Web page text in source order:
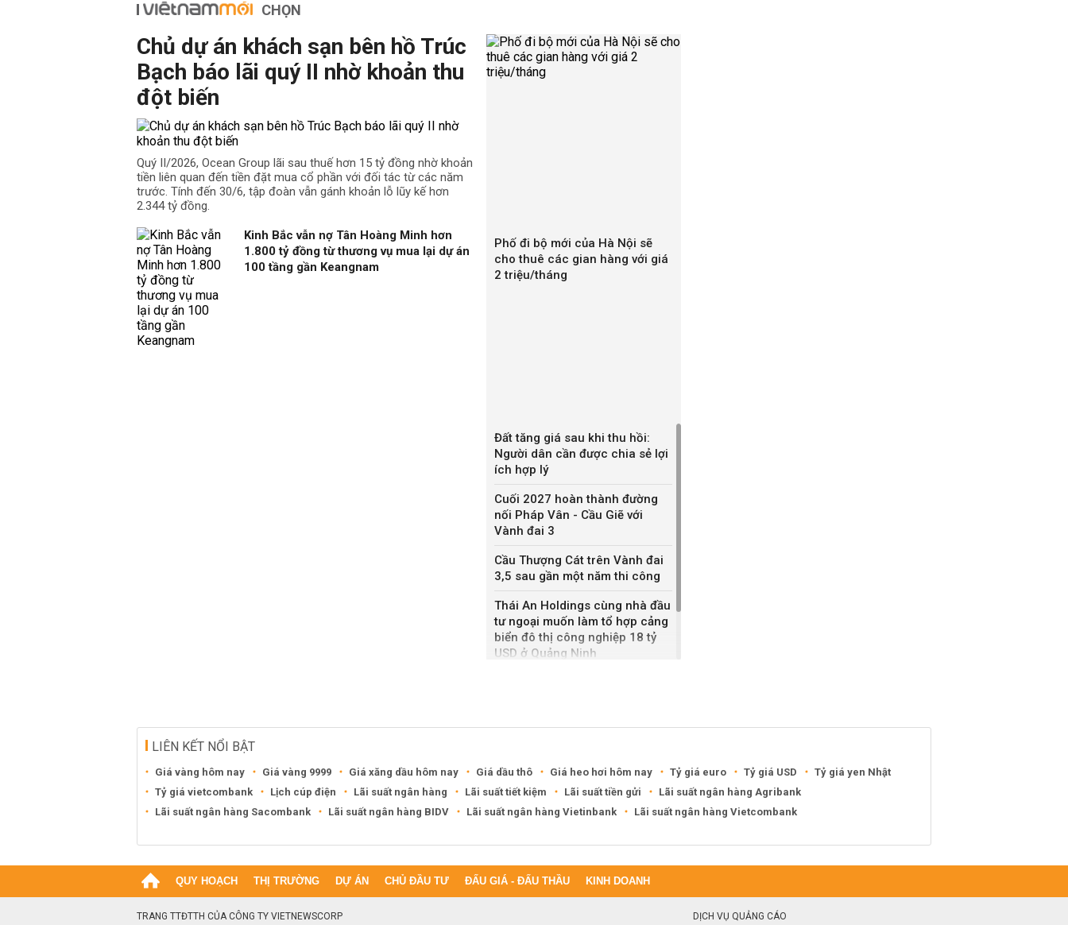
CHỌN
Chủ dự án khách sạn bên hồ Trúc
Bạch báo lãi quý II nhờ khoản thu
đột biến
Quý II/2026, Ocean Group lãi sau thuế hơn 15 tỷ đồng nhờ khoản
tiền liên quan đến tiền đặt mua cổ phần với đối tác từ các năm
trước. Tính đến 30/6, tập đoàn vẫn gánh khoản lỗ lũy kế hơn
2.344 tỷ đồng.
Kinh Bắc vẫn nợ Tân Hoàng Minh hơn
1.800 tỷ đồng từ thương vụ mua lại dự án
100 tầng gần Keangnam
Phố đi bộ mới của Hà Nội sẽ
cho thuê các gian hàng với giá
2 triệu/tháng
Đất tăng giá sau khi thu hồi:
Người dân cần được chia sẻ lợi
ích hợp lý
Cuối 2027 hoàn thành đường
nối Pháp Vân - Cầu Giẽ với
Vành đai 3
Cầu Thượng Cát trên Vành đai
3,5 sau gần một năm thi công
Thái An Holdings cùng nhà đầu
tư ngoại muốn làm tổ hợp cảng
biển đô thị công nghiệp 18 tỷ
USD ở Quảng Ninh
LIÊN KẾT NỔI BẬT
Giá vàng hôm nay Giá vàng 9999 Giá xăng dầu hôm nay Giá dầu thô Giá heo hơi hôm nay Tỷ giá euro Tỷ giá USD
Tỷ giá yen Nhật
Tỷ giá vietcombank
Lịch cúp điện Lãi suất ngân hàng Lãi suất tiết kiệm Lãi suất tiền gửi
Lãi suất ngân hàng Agribank
Lãi suất ngân hàng Sacombank
Lãi suất ngân hàng BIDV Lãi suất ngân hàng Vietinbank Lãi suất ngân hàng Vietcombank
QUY HOẠCH THỊ TRƯỜNG DỰ ÁN CHỦ ĐẦU TƯ ĐẤU GIÁ - ĐẤU THẦU KINH DOANH
TRANG TTĐTTH CỦA CÔNG TY VIETNEWSCORP
DỊCH VỤ QUẢNG CÁO